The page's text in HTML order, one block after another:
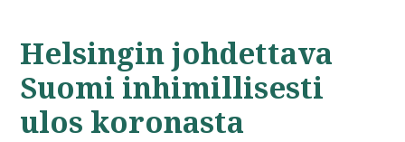
Helsingin johdettava
Suomi inhimillisesti
ulos koronasta